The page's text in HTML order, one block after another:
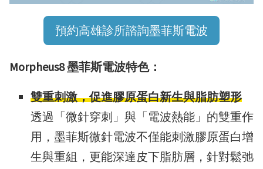
預約高雄診所諮詢墨菲斯電波
Morpheus8 墨菲斯電波特色：
雙重刺激，促進膠原蛋白新生與脂肪塑形
透過「微針穿刺」與「電波熱能」的雙重作
用，墨菲斯微針電波不僅能刺激膠原蛋白增
生與重組，更能深達皮下脂肪層，針對鬆弛